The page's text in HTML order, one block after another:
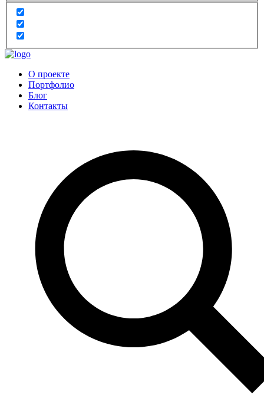
О проекте
Портфолио
Блог
Контакты